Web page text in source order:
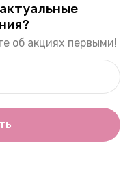
об акциях первыми!